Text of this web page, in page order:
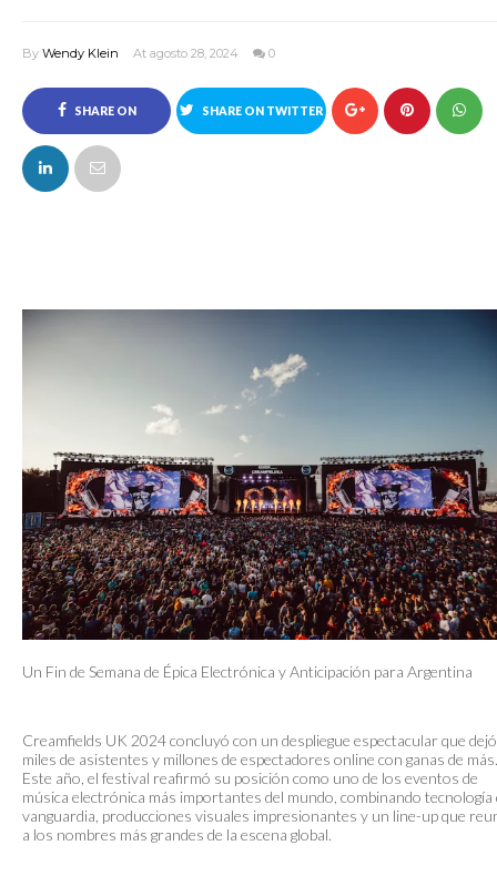
By Wendy Klein At agosto 28, 2024 0
SHARE ON
FACEBOOK
SHARE ON TWITTER
Un Fin de Semana de Épica Electrónica y Anticipación para Argentina
Creamfields UK 2024 concluyó con un despliegue espectacular que
miles de asistentes y millones de espectadores online con ganas de más.
Este año, el festival reafirmó su posición como uno de los eventos de
música electrónica más importantes del mundo, combinando tecnología
vanguardia, producciones visuales impresionantes y un line-up que
a los nombres más grandes de la escena global.